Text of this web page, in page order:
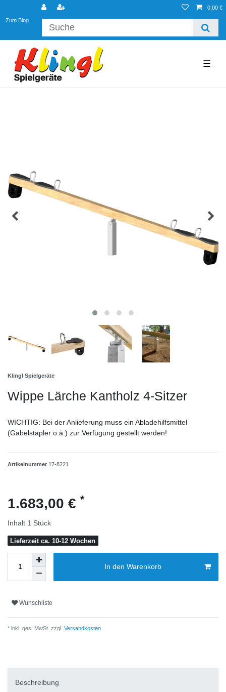
Zum Blog
0,00 €
☰
Klingl Spielgeräte
Wippe Lärche Kantholz 4-Sitzer
WICHTIG: Bei der Anlieferung muss ein Abladehilfsmittel
(Gabelstapler o.ä.) zur Verfügung gestellt werden!
Artikelnummer 17-8221
1.683,00 € *
Inhalt 1 Stück
Lieferzeit ca. 10-12 Wochen
In den Warenkorb
Wunschliste
* inkl. ges. MwSt. zzgl. Versandkosten
Beschreibung